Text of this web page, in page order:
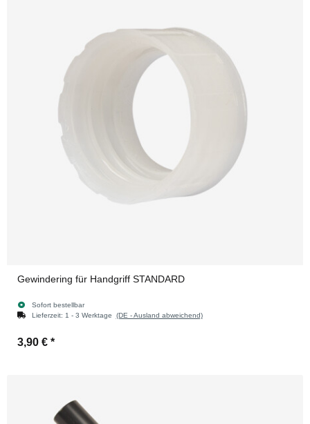
Gewindering für Handgriff STANDARD
Sofort bestellbar
Lieferzeit: 1 - 3 Werktage (DE - Ausland abweichend)
3,90 € *